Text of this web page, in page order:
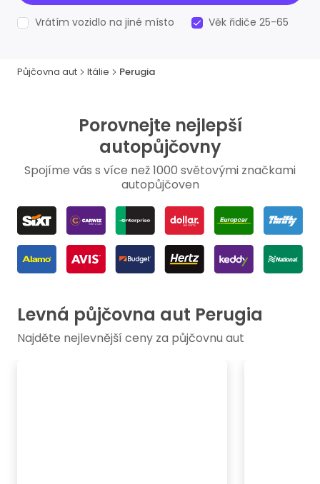
Vrátím vozidlo na jiné místo Věk řidiče 25-65
Půjčovna aut Itálie Perugia
Porovnejte nejlepší
autopůjčovny
Spojíme vás s více než 1000 světovými značkami
autopůjčoven
Levná půjčovna aut Perugia
Najděte nejlevnější ceny za půjčovnu aut